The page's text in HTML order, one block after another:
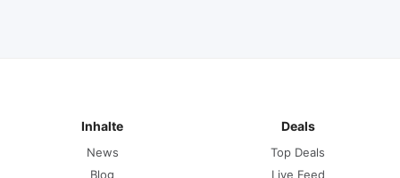
Inhalte
News
Blog
Deals
Top Deals
Live Feed